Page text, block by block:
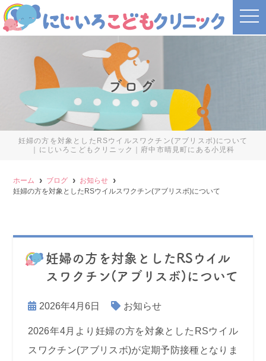
ブログ
妊婦の方を対象としたRSウイルスワクチン(アブリスボ)について
｜にじいろこどもクリニック｜府中市晴見町にある小児科
t
o
i
ホーム ブログ
お知らせ
妊婦の方を対象としたRSウイルスワクチン(アブリスボ)について
妊婦の方を対象としたRSウイル
スワクチン(アブリスボ)について
2026年4月6日 お知らせ
2026年4月より 妊婦の方を対象としたRSウイル
スワクチン(アブリスボ)が定期予防接種となりま